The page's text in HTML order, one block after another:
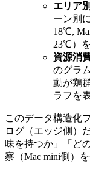
エリア
ーン別
18℃,
23℃）
資源消
のグラ
動が鶏
ラフを
このデータ構造化
ログ（エッジ側）
味を持つか」「ど
察（Mac mini側）